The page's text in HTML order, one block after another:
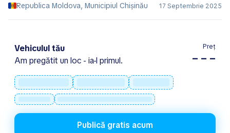
Republica Moldova, Municipiul Chișinău
17 Septembrie 2025
Vehiculul tău
Am pregătit un loc - ia-l primul.
Preț
– – –
Publică gratis acum